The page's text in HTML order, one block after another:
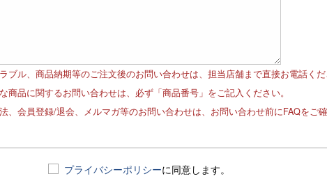
ブル、商品納期等のご注文後のお問い合わせは、担当店舗まで直接お電話くだ
商品に関するお問い合わせは、必ず「商品番号」をご記入ください。
、会員登録/退会、メルマガ等のお問い合わせは、お問い合わせ前にFAQをご確
プライバシーポリシーに同意します。